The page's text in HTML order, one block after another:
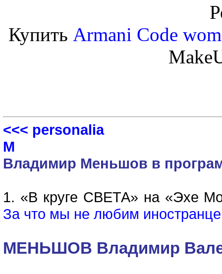
Купить Armani Code
<<< personalia
М
Владимир Меньшов в
1. «В круге СВЕТА» на «Эхе
За что мы не любим
МЕНЬШОВ Владимир